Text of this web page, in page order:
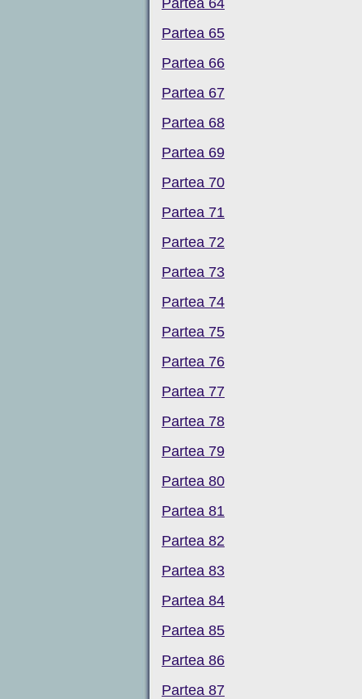
Partea 65
Partea 66
Partea 67
Partea 68
Partea 69
Partea 70
Partea 71
Partea 72
Partea 73
Partea 74
Partea 75
Partea 76
Partea 77
Partea 78
Partea 79
Partea 80
Partea 81
Partea 82
Partea 83
Partea 84
Partea 85
Partea 86
Partea 87